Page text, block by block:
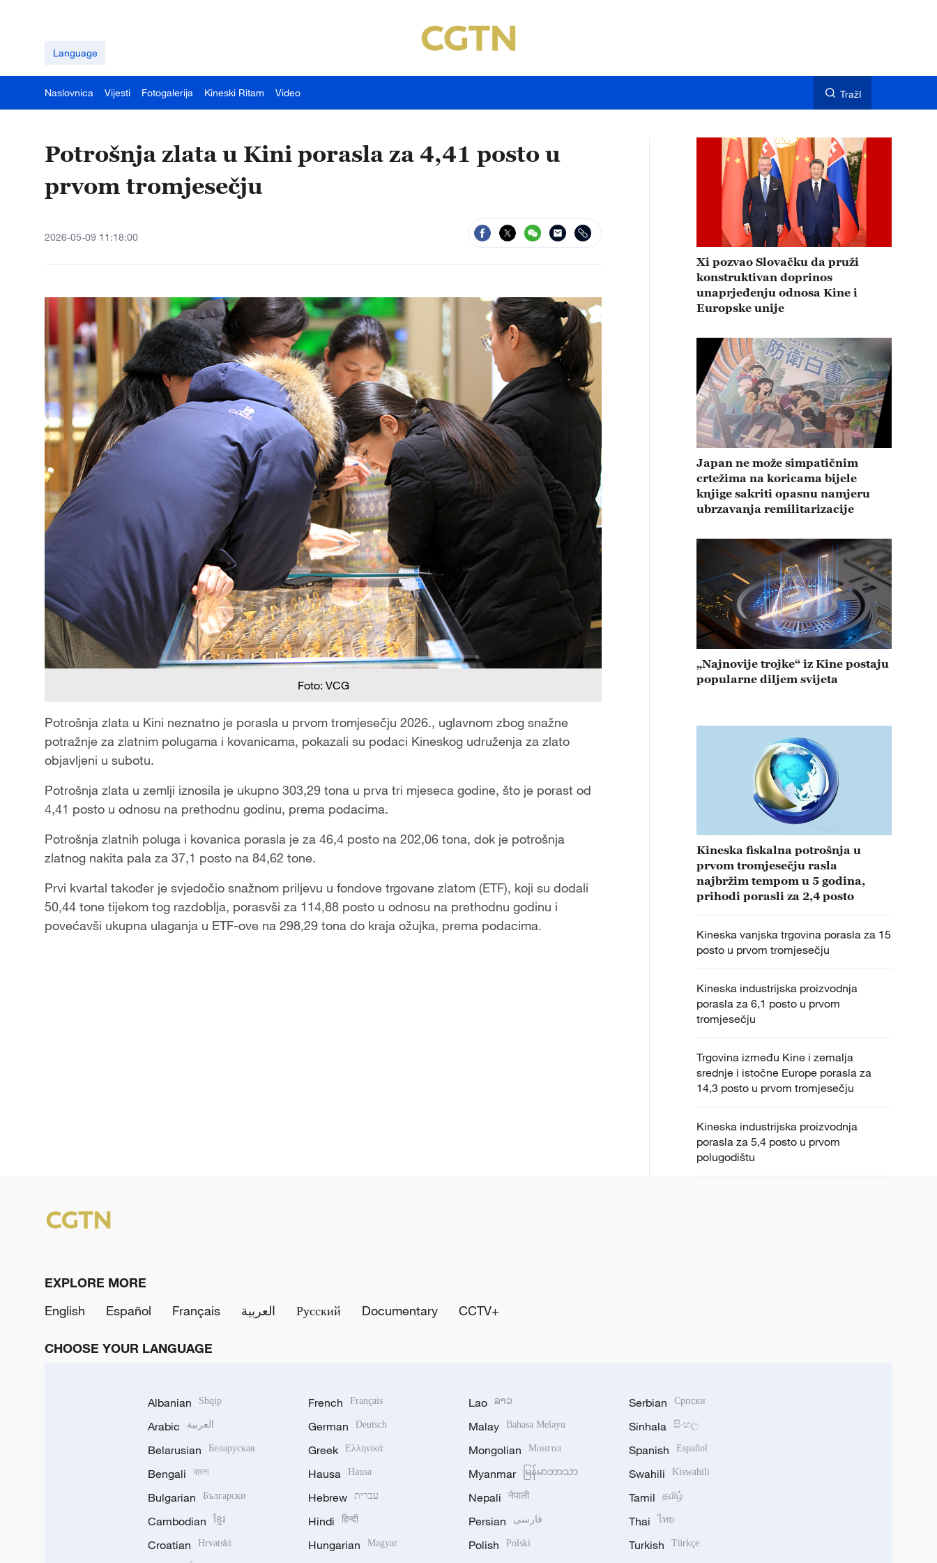
Language
Naslovnica Vijesti Fotogalerija Kineski Ritam Video TražI
Potrošnja zlata u Kini porasla za 4,41 posto u
prvom tromjesečju
2026-05-09 11:18:00
Foto: VCG
Potrošnja zlata u Kini neznatno je porasla u prvom tromjesečju 2026., uglavnom zbog snažne
potražnje za zlatnim polugama i kovanicama, pokazali su podaci Kineskog udruženja za zlato
objavljeni u subotu.
Potrošnja zlata u zemlji iznosila je ukupno 303,29 tona u prva tri mjeseca godine, što je porast od
4,41 posto u odnosu na prethodnu godinu, prema podacima.
Potrošnja zlatnih poluga i kovanica porasla je za 46,4 posto na 202,06 tona, dok je potrošnja
zlatnog nakita pala za 37,1 posto na 84,62 tone.
Prvi kvartal također je svjedočio snažnom priljevu u fondove trgovane zlatom (ETF), koji su dodali
50,44 tone tijekom tog razdoblja, porasvši za 114,88 posto u odnosu na prethodnu godinu i
povećavši ukupna ulaganja u ETF-ove na 298,29 tona do kraja ožujka, prema podacima.
Xi pozvao Slovačku da pruži
konstruktivan doprinos
unaprjeđenju odnosa Kine i
Europske unije
Japan ne može simpatičnim
crtežima na koricama bijele
knjige sakriti opasnu namjeru
ubrzavanja remilitarizacije
„Najnovije trojke“ iz Kine postaju
popularne diljem svijeta
Kineska fiskalna potrošnja u
prvom tromjesečju rasla
najbržim tempom u 5 godina,
prihodi porasli za 2,4 posto
Kineska vanjska trgovina porasla za 15
posto u prvom tromjesečju
Kineska industrijska proizvodnja
porasla za 6,1 posto u prvom
tromjesečju
Trgovina između Kine i zemalja
srednje i istočne Europe porasla za
14,3 posto u prvom tromjesečju
Kineska industrijska proizvodnja
porasla za 5,4 posto u prvom
polugodištu
EXPLORE MORE
English
Español Français العربية Русский Documentary CCTV+
CHOOSE YOUR LANGUAGE
Albanian Shqip
Arabic العربية
Belarusian Беларуская
Bengali বাংলা
Bulgarian Български
Cambodian ខ្មែរ
Croatian Hrvatski
French Français
German Deutsch
Greek Ελληνικά
Hausa Hausa
Hebrew עברית
Hindi हिन्दी
Hungarian Magyar
Lao ລາວ
Malay Bahasa Melayu
Mongolian Монгол
Myanmar မြန်မာဘာသာ
Nepali नेपाली
Persian فارسی
Polish Polski
Serbian Српски
Sinhala සිංහල
Spanish Español
Swahili Kiswahili
Tamil தமிழ்
Thai ไทย
Turkish Türkçe